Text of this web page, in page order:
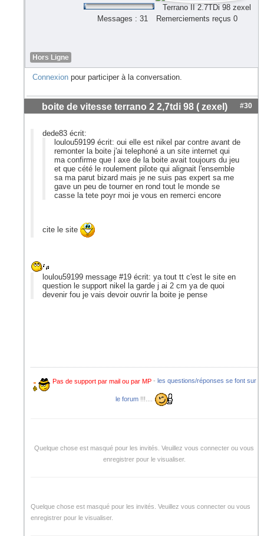
Terrano II 2.7TDi 98 zexel
Messages : 31
Remerciements reçus 0
Hors Ligne
Connexion pour participer à la conversation.
boite de vitesse terrano 2 2,7tdi 98 ( zexel) #30
dede83 écrit:
loulou59199 écrit: oui elle est nikel par contre avant de
remonter la boite j'ai telephoné a un site internet qui
ma confirme que l axe de la boite avait toujours du jeu
et que cété le roulement pilote qui alignait l'ensemble
sa ma parut bizard mais je ne suis pas expert sa me
gave un peu de tourner en rond tout le monde se
casse la tete poyr moi je vous en remerci encore
cite le site
loulou59199 message #19 écrit: ya tout tt c'est le site en
question le support nikel la garde j ai 2 cm ya de quoi
devenir fou je vais devoir ouvrir la boite je pense
Pas de support par mail ou par MP- les questions/réponses se font sur
le forum!!!....
Quelque chose est masqué pour les invités. Veuillez vous connecter ou vous
enregistrer pour le visualiser.
Quelque chose est masqué pour les invités. Veuillez vous connecter ou vous
enregistrer pour le visualiser.